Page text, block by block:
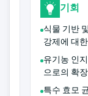
기회
식물 기반
강제에 대
유기농 인
으로의 확장
특수 효모